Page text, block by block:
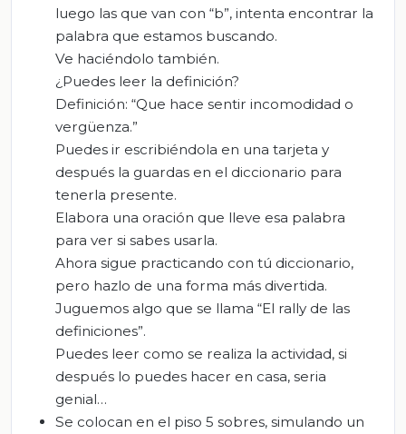
luego las que van con “b”, intenta encontrar la
palabra que estamos buscando.
Ve haciéndolo también.
¿Puedes leer la definición?
Definición: “Que hace sentir incomodidad o
vergüenza.”
Puedes ir escribiéndola en una tarjeta y
después la guardas en el diccionario para
tenerla presente.
Elabora una oración que lleve esa palabra
para ver si sabes usarla.
Ahora sigue practicando con tú diccionario,
pero hazlo de una forma más divertida.
Juguemos algo que se llama “El rally de las
definiciones”.
Puedes leer como se realiza la actividad, si
después lo puedes hacer en casa, seria
genial…
Se colocan en el piso 5 sobres, simulando un